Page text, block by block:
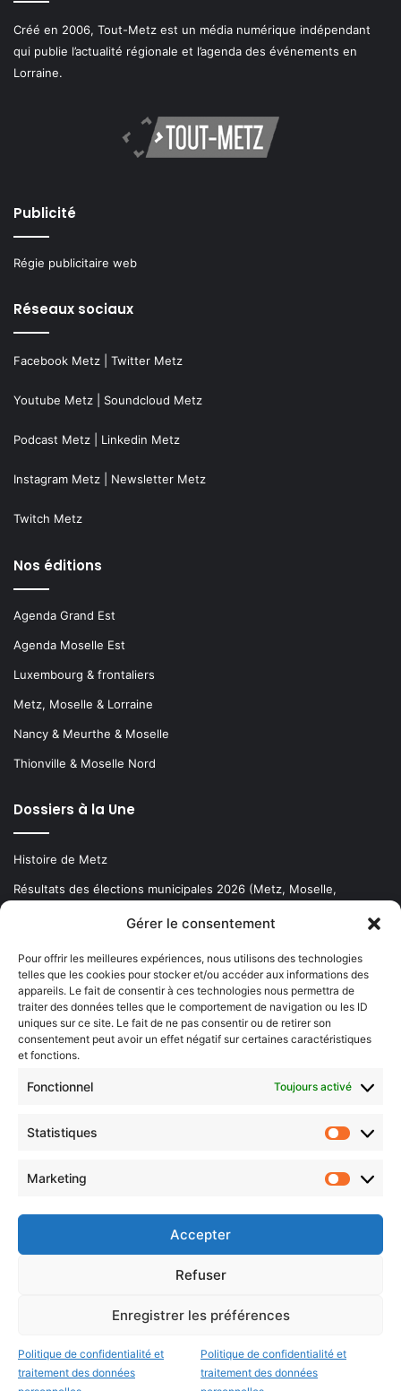
Gérer le consentement
Pour offrir les meilleures expériences, nous utilisons des technologies
telles que les cookies pour stocker et/ou accéder aux informations des
appareils. Le fait de consentir à ces technologies nous permettra de
traiter des données telles que le comportement de navigation ou les ID
uniques sur ce site. Le fait de ne pas consentir ou de retirer son
consentement peut avoir un effet négatif sur certaines caractéristiques
et fonctions.
Fonctionnel Toujours activé
Statistiques
Marketing
Accepter
Refuser
Enregistrer les préférences
Politique de confidentialité et
traitement des données
Politique de confidentialité et
traitement des données
Créé en 2006, Tout-Metz est un média numérique indépendant
qui publie l’actualité régionale et l’agenda des événements en
Lorraine.
Publicité
Régie publicitaire web
Réseaux sociaux
Facebook Metz Twitter Metz
Youtube Metz Soundcloud Metz
Podcast Metz Linkedin Metz
Instagram Metz Newsletter Metz
Twitch Metz
Nos éditions
Agenda Grand Est
Agenda Moselle Est
Luxembourg & frontaliers
Metz, Moselle & Lorraine
Nancy & Meurthe & Moselle
Thionville & Moselle Nord
Dossiers à la Une
Histoire de Metz
Résultats des élections municipales 2026 (Metz, Moselle,
Newsletter gratuite
Choisissez : matin, soir ou hebdo ?
votre
Metz Plage